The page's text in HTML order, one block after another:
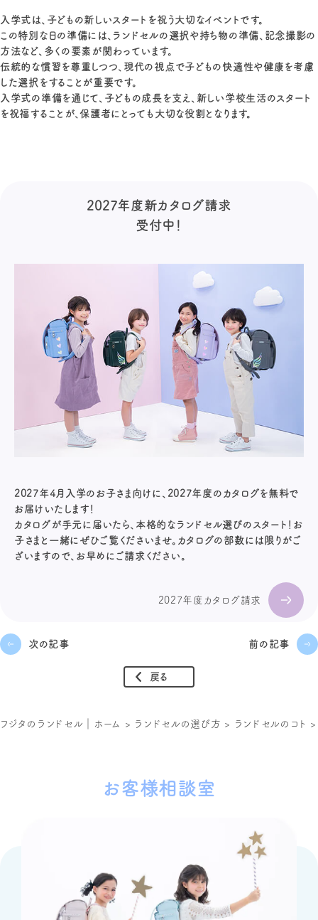
入学式は、子どもの新しいスタートを祝う大切なイベントです。
この特別な日の準備には、ランドセルの選択や持ち物の準備、記念撮影の
方法など、多くの要素が関わっています。
伝統的な慣習を尊重しつつ、現代の視点で子どもの快適性や健康を考慮
した選択をすることが重要です。
入学式の準備を通じて、子どもの成長を支え、新しい学校生活のスタート
を祝福することが、保護者にとっても大切な役割となります。
2027年度新カタログ請求
受付中！
2027年4月入学のお子さま向けに、2027年度のカタログを無料で
お届けいたします！
カタログが手元に届いたら、本格的なランドセル選びのスタート！お
子さまと一緒にぜひご覧くださいませ。カタログの部数には限りがご
ざいますので、お早めにご請求ください。
2027年度カタログ請求
次の記事 前の記事
戻る
フジタのランドセル｜ホーム > ランドセルの選び方 > ランドセルのコト
お客様相談室